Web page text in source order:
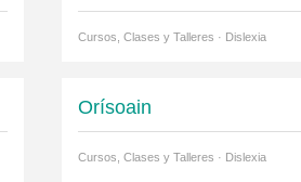
Cursos, Clases y Talleres · Dislexia
Orísoain
Cursos, Clases y Talleres · Dislexia